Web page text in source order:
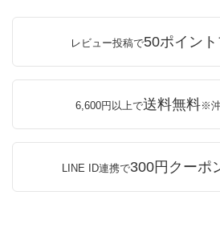
レビュー投稿で50ポイント
6,600円以上で送料無料※
LINE ID連携で300円クーポ